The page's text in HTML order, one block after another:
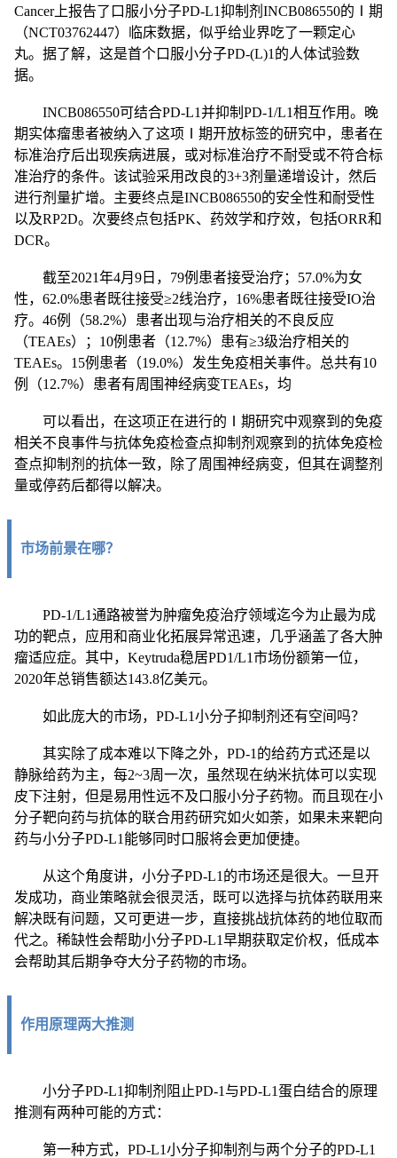
Cancer上报告了口服小分子PD-L1抑制剂INCB086550的Ⅰ期
（NCT03762447）临床数据，似乎给业界吃了一颗定心
丸。据了解，这是首个口服小分子PD-(L)1的人体试验数
据。
INCB086550可结合PD-L1并抑制PD-1/L1相互作用。晚
期实体瘤患者被纳入了这项Ⅰ期开放标签的研究中，患者在
标准治疗后出现疾病进展，或对标准治疗不耐受或不符合标
准治疗的条件。该试验采用改良的3+3剂量递增设计，然后
进行剂量扩增。主要终点是INCB086550的安全性和耐受性
以及RP2D。次要终点包括PK、药效学和疗效，包括ORR和
DCR。
截至2021年4月9日，79例患者接受治疗；57.0%为女
性，62.0%患者既往接受≥2线治疗，16%患者既往接受IO治
疗。46例（58.2%）患者出现与治疗相关的不良反应
（TEAEs）；10例患者（12.7%）患有≥3级治疗相关的
TEAEs。15例患者（19.0%）发生免疫相关事件。总共有10
例（12.7%）患者有周围神经病变TEAEs，均
可以看出，在这项正在进行的Ⅰ期研究中观察到的免疫
相关不良事件与抗体免疫检查点抑制剂观察到的抗体免疫检
查点抑制剂的抗体一致，除了周围神经病变，但其在调整剂
量或停药后都得以解决。
市场前景在哪？
PD-1/L1通路被誉为肿瘤免疫治疗领域迄今为止最为成
功的靶点，应用和商业化拓展异常迅速，几乎涵盖了各大肿
瘤适应症。其中，Keytruda稳居PD1/L1市场份额第一位，
2020年总销售额达143.8亿美元。
如此庞大的市场，PD-L1小分子抑制剂还有空间吗？
其实除了成本难以下降之外，PD-1的给药方式还是以
静脉给药为主，每2~3周一次，虽然现在纳米抗体可以实现
皮下注射，但是易用性远不及口服小分子药物。而且现在小
分子靶向药与抗体的联合用药研究如火如荼，如果未来靶向
药与小分子PD-L1能够同时口服将会更加便捷。
从这个角度讲，小分子PD-L1的市场还是很大。一旦开
发成功，商业策略就会很灵活，既可以选择与抗体药联用来
解决既有问题，又可更进一步，直接挑战抗体药的地位取而
代之。稀缺性会帮助小分子PD-L1早期获取定价权，低成本
会帮助其后期争夺大分子药物的市场。
作用原理两大推测
小分子PD-L1抑制剂阻止PD-1与PD-L1蛋白结合的原理
推测有两种可能的方式：
第一种方式，PD-L1小分子抑制剂与两个分子的PD-L1